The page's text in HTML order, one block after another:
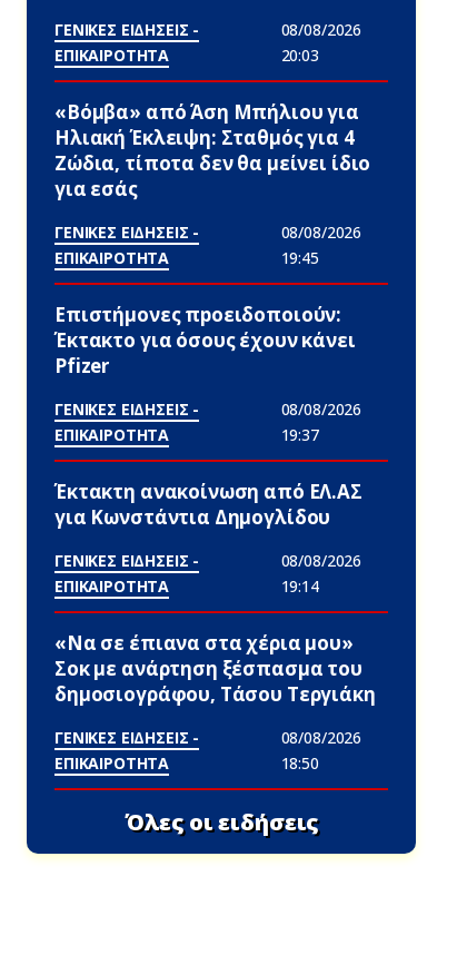
ΓΕΝΙΚΕΣ ΕΙΔΗΣΕΙΣ -
ΕΠΙΚΑΙΡΟΤΗΤΑ
08/08/2026
20:03
«Βόμβα» από Άση Μπήλιου για
Ηλιακή Έκλειψη: Σταθμός για 4
Zώδια, τίποτα δεν θα μείνει ίδιο
για εσάς
ΓΕΝΙΚΕΣ ΕΙΔΗΣΕΙΣ -
ΕΠΙΚΑΙΡΟΤΗΤΑ
08/08/2026
19:45
Επιστήμονες πpοειδοποιούν:
Έκτακτο για όσους έχουν κάνει
Pfizer
ΓΕΝΙΚΕΣ ΕΙΔΗΣΕΙΣ -
ΕΠΙΚΑΙΡΟΤΗΤΑ
08/08/2026
19:37
Έκτακτη ανακοίνωση από ΕΛ.ΑΣ
για Κωνστάντια Δημογλίδου
ΓΕΝΙΚΕΣ ΕΙΔΗΣΕΙΣ -
ΕΠΙΚΑΙΡΟΤΗΤΑ
08/08/2026
19:14
«Να σε έπιανα στα χέρια μου»
Σoκ με ανάρτηση ξέσπασμα του
δημοσιογράφου, Τάσου Τεργιάκη
ΓΕΝΙΚΕΣ ΕΙΔΗΣΕΙΣ -
ΕΠΙΚΑΙΡΟΤΗΤΑ
08/08/2026
18:50
Όλες οι ειδήσεις